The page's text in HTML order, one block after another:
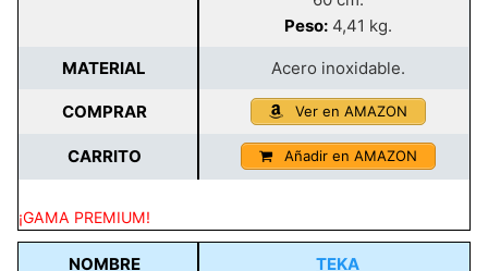
Peso:4,41 kg.
MATERIAL Acero inoxidable.
COMPRAR Ver en AMAZON
CARRITO Añadir en AMAZON
¡GAMA PREMIUM!
NOMBRE TEKA